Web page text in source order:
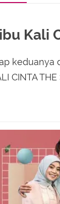
Kali
keduanya
CINTA THE